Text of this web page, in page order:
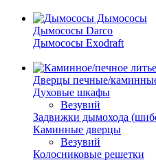
Дымососы
Дымососы Darco
Дымососы Exodraft
Дверцы печные/
Духовые шкафы
Везувий
Задвижки дымохода
Каминные дверцы
Везувий
Колосниковые решетки